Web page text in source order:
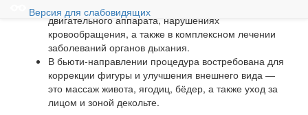
Версия для слабовидящих
применяется при заболеваниях опорно-
двигательного аппарата, нарушениях
кровообращения, а также в комплексном лечении
заболеваний органов дыхания.
В бьюти-направлении процедура востребована для
коррекции фигуры и улучшения внешнего вида —
это массаж живота, ягодиц, бёдер, а также уход за
лицом и зоной декольте.